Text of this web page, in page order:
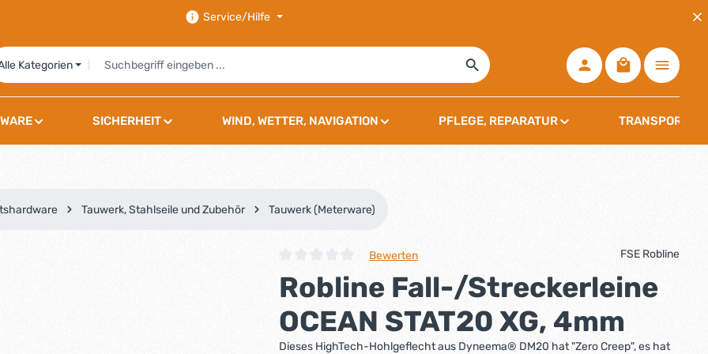
Service/Hilfe
Kategorien
Warenkorb
SICHERHEIT WIND, WETTER, NAVIGATION PFLEGE, REPARATUR TRANSPORT,
Tauwerk, Stahlseile und Zubehör Tauwerk (Meterware)
Durchschnittliche Bewertung von 0 von 5 Sternen
Bewerten FSE Robline
Robline Fall-/Streckerleine
OCEAN STAT20 XG, 4mm
Dieses HighTech-Hohlgeflecht aus Dyneema® DM20 hat "Zero Creep", es hat